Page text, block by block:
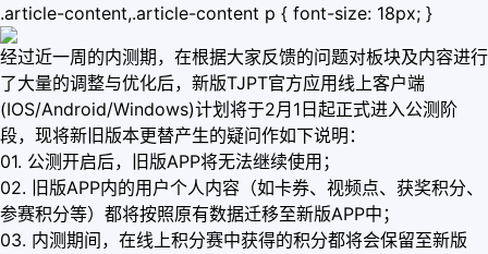
.article-content,.article-content p { font-size: 18px; }
经过近一周的内测期，在根据大家反馈的问题对板块及内容进行
了大量的调整与优化后，新版TJPT官方应用线上客户端
(IOS/Android/Windows)计划将于2月1日起正式进入公测阶
段，现将新旧版本更替产生的疑问作如下说明：
01. 公测开启后，旧版APP将无法继续使用；
02. 旧版APP内的用户个人内容（如卡券、视频点、获奖积分、
参赛积分等）都将按照原有数据迁移至新版APP中；
03. 内测期间，在线上积分赛中获得的积分都将会保留至新版